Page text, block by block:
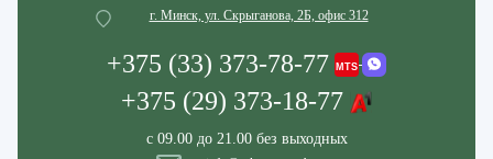
г. Минск, ул. Скрыганова, 2Б, офис 312
+375 (33) 373-78-77
+375 (29) 373-18-77
с 09.00 до 21.00 без выходных